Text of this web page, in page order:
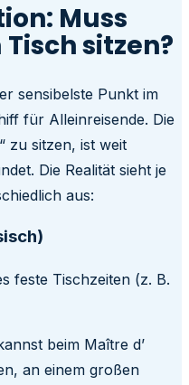
Muss
sitzen?
sensibelste Punkt im
für Alleinreisende. Die
zu sitzen, ist weit
Die Realität sieht je
aus:
feste Tischzeiten (z. B.
beim Maître d’
an einem großen